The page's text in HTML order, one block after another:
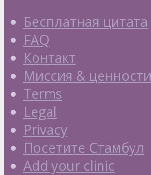
Бесплатная цитата
FAQ
Контакт
Миссия & ценности
Terms
Legal
Privacy
Посетите Стамбул
Add your clinic